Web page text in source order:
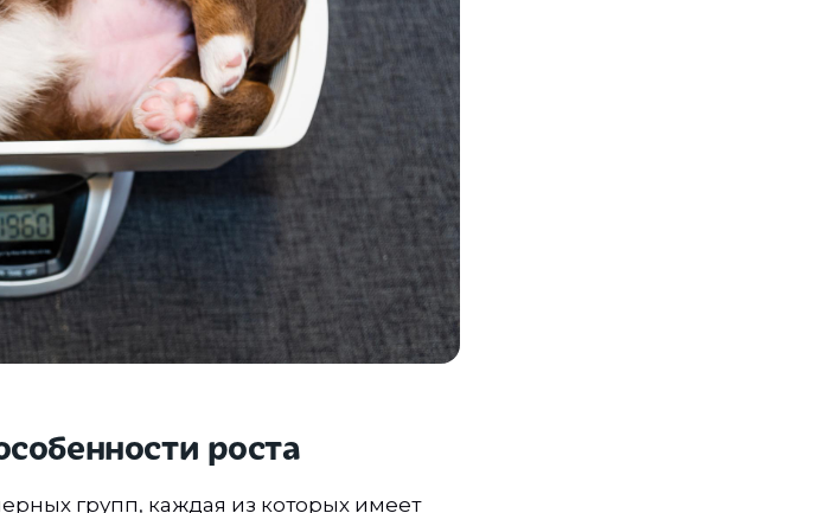
роста
групп, каждая из которых имеет